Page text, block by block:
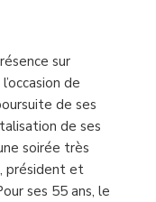
sur
de
de ses
de ses
soirée très
président et
ses 55 ans, le